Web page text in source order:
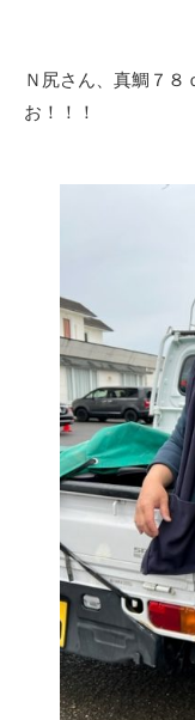
Ｎ尻さん、真鯛７８
お！！！